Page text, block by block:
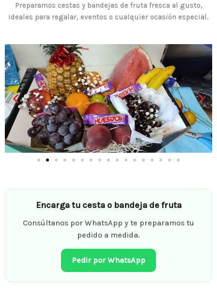
Preparamos cestas y bandejas de fruta fresca al gusto,
ideales para regalar, eventos o cualquier ocasión especial.
Encarga tu cesta o bandeja de fruta
Consúltanos por WhatsApp y te preparamos tu
pedido a medida.
Pedir por WhatsApp